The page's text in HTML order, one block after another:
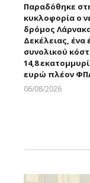
Παραδόθηκε
κυκλοφορία ο
δρόμος
Δεκέλειας, ένα
συνολικού
14,8
ευρώ πλέον
06/08/2026